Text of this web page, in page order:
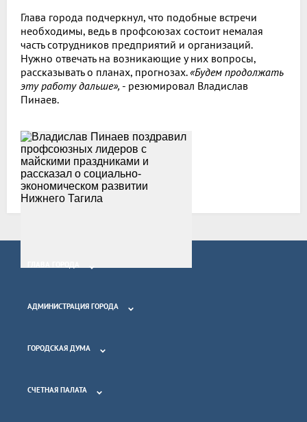
Глава города подчеркнул, что подобные встречи
необходимы, ведь в профсоюзах состоит немалая
часть сотрудников предприятий и организаций.
Нужно отвечать на возникающие у них вопросы,
рассказывать о планах, прогнозах.«Будем продолжать
эту работу дальше», - резюмировал Владислав
Пинаев.
Все новости
АДМИНИСТРАЦИЯ ГОРОДА
ГОРОДСКАЯ ДУМА
СЧЕТНАЯ ПАЛАТА